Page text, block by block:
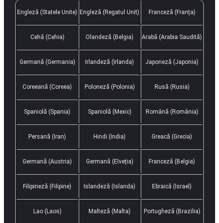
Engleză (Statele Unite) Engleză (Regatul Unit) Franceză (Franța)
Cehă (Cehia) Olandeză (Belgia) Arabă (Arabia Saudită)
Germană (Germania) Irlandeză (Irlanda) Japoneză (Japonia)
Coreeană (Coreea) Poloneză (Polonia) Rusă (Rusia)
Spaniolă (Spania) Spaniolă (Mexic) Română (România)
Persană (Iran) Hindi (India) Greacă (Grecia)
Germană (Austria) Germană (Elveția) Franceză (Belgia)
Filipineză (Filipine) Islandeză (Islanda) Ebraică (Israel)
Lao (Laos) Malteză (Malta) Portugheză (Brazilia)